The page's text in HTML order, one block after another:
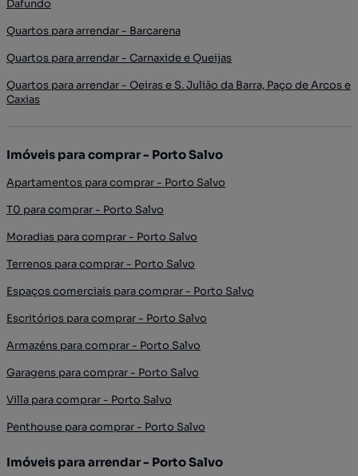
Dafundo
Quartos para arrendar - Barcarena
Quartos para arrendar - Carnaxide e Queijas
Quartos para arrendar - Oeiras e S. Julião da Barra, Paço de Arcos e
Caxias
Imóveis para comprar - Porto Salvo
Apartamentos para comprar - Porto Salvo
T0 para comprar - Porto Salvo
Moradias para comprar - Porto Salvo
Terrenos para comprar - Porto Salvo
Espaços comerciais para comprar - Porto Salvo
Escritórios para comprar - Porto Salvo
Armazéns para comprar - Porto Salvo
Garagens para comprar - Porto Salvo
Villa para comprar - Porto Salvo
Penthouse para comprar - Porto Salvo
Imóveis para arrendar - Porto Salvo